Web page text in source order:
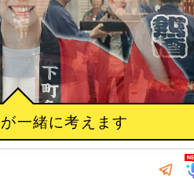
が一緒に考えます